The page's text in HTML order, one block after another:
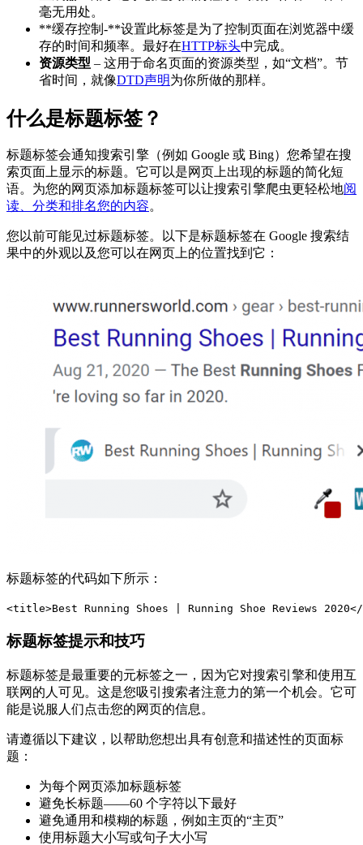
毫无用处。
**缓存控制-**设置此标签是为了控制页面在浏览器中缓
存的时间和频率。最好在HTTP标头中完成。
资源类型 – 这用于命名页面的资源类型，如“文档”。节
省时间，就像DTD声明为你所做的那样。
什么是标题标签？
标题标签会通知搜索引擎（例如 Google 或 Bing）您希望在搜
索页面上显示的标题。它可以是网页上出现的标题的简化短
语。为您的网页添加标题标签可以让搜索引擎爬虫更轻松地阅
读、分类和排名您的内容。
您以前可能见过标题标签。以下是标题标签在 Google 搜索结
果中的外观以及您可以在网页上的位置找到它：
标题标签的代码如下所示：
<title>Best Running Shoes | Running Shoe Reviews
标题标签提示和技巧
标题标签是最重要的元标签之一，因为它对搜索引擎和使用互
联网的人可见。这是您吸引搜索者注意力的第一个机会。它可
能是说服人们点击您的网页的信息。
请遵循以下建议，以帮助您想出具有创意和描述性的页面标
题：
为每个网页添加标题标签
避免长标题——60 个字符以下最好
避免通用和模糊的标题，例如主页的“主页”
使用标题大小写或句子大小写